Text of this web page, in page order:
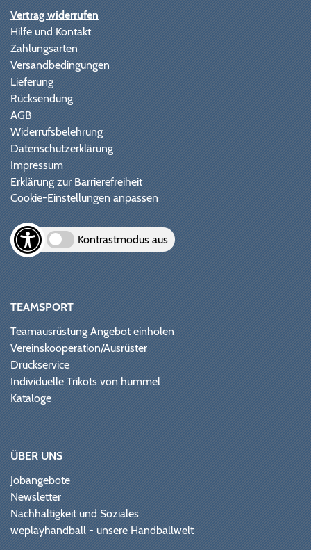
Vertrag widerrufen
Hilfe und Kontakt
Zahlungsarten
Versandbedingungen
Lieferung
Rücksendung
AGB
Widerrufsbelehrung
Datenschutzerklärung
Impressum
Erklärung zur Barrierefreiheit
Cookie-Einstellungen anpassen
Kontrastmodus aus
TEAMSPORT
Teamausrüstung Angebot einholen
Vereinskooperation/Ausrüster
Druckservice
Individuelle Trikots von hummel
Kataloge
ÜBER UNS
Jobangebote
Newsletter
Nachhaltigkeit und Soziales
weplayhandball - unsere Handballwelt